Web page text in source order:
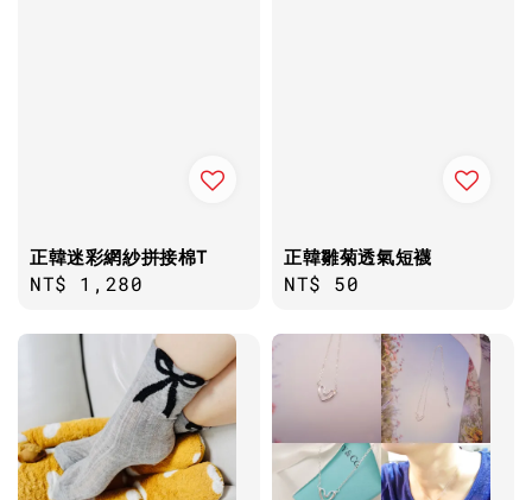
正韓迷彩網紗拼接棉T
Regular
NT$ 1,280
正韓雛菊透氣短襪
Regular
NT$ 50